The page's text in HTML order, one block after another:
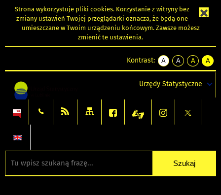
Strona wykorzystuje pliki cookies. Korzystanie z witryny bez
zmiany ustawień Twojej przeglądarki oznacza, że będą one
umieszczane w Twoim urządzeniu końcowym. Zawsze możesz
zmienić te ustawienia.
Kontrast:
A
kontrast
A
kontrast
tekst
czarnym
A
kontrast
tekst
czarnym
A
tekst
żółtym
Urzędy Statystyczne